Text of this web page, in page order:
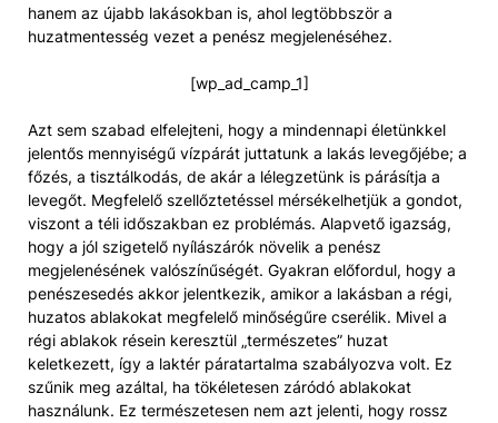
hanem az újabb lakásokban is, ahol legtöbbször a
huzatmentesség vezet a penész megjelenéséhez.
[wp_ad_camp_1]
Azt sem szabad elfelejteni, hogy a mindennapi életünkkel
jelentős mennyiségű vízpárát juttatunk a lakás levegőjébe; a
főzés, a tisztálkodás, de akár a lélegzetünk is párásítja a
levegőt. Megfelelő szellőztetéssel mérsékelhetjük a gondot,
viszont a téli időszakban ez problémás. Alapvető igazság,
hogy a jól szigetelő nyílászárók növelik a penész
megjelenésének valószínűségét. Gyakran előfordul, hogy a
penészesedés akkor jelentkezik, amikor a lakásban a régi,
huzatos ablakokat megfelelő minőségűre cserélik. Mivel a
régi ablakok résein keresztül „természetes” huzat
keletkezett, így a laktér páratartalma szabályozva volt. Ez
szűnik meg azáltal, ha tökéletesen záródó ablakokat
használunk. Ez természetesen nem azt jelenti, hogy rossz